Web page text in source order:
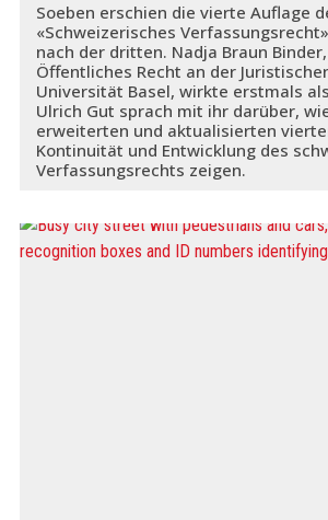
Soeben erschien die vierte Auflage
«Schweizerisches
nach der dritten. Nadja Braun
Öffentliches Recht an der
Universität Basel, wirkte erstmals
Ulrich Gut sprach mit ihr darüber,
erweiterten und aktualisierten
Kontinuität und Entwicklung des
Verfassungsrechts zeigen.